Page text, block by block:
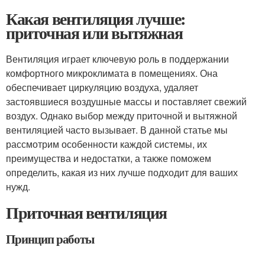
Какая вентиляция лучше:
приточная или вытяжная
Вентиляция играет ключевую роль в поддержании
комфортного микроклимата в помещениях. Она
обеспечивает циркуляцию воздуха, удаляет
застоявшиеся воздушные массы и поставляет свежий
воздух. Однако выбор между приточной и вытяжной
вентиляцией часто вызывает. В данной статье мы
рассмотрим особенности каждой системы, их
преимущества и недостатки, а также поможем
определить, какая из них лучше подходит для ваших
нужд.
Приточная вентиляция
Принцип работы